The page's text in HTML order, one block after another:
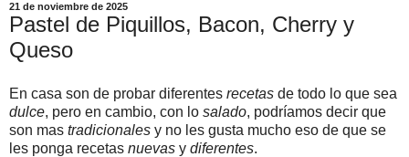
21 de noviembre de 2025
Pastel de Piquillos, Bacon, Cherry y
Queso
En casa son de probar diferentes recetas de todo lo que sea
dulce, pero en cambio, con lo salado, podríamos decir que
son mas tradicionales y no les gusta mucho eso de que se
les ponga recetas nuevas y diferentes.